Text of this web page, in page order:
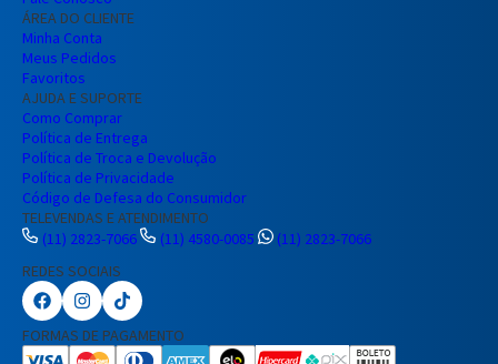
ÁREA DO CLIENTE
Minha Conta
Meus Pedidos
Favoritos
AJUDA E SUPORTE
Como Comprar
Política de Entrega
Política de Troca e Devolução
Política de Privacidade
Código de Defesa do Consumidor
TELEVENDAS E ATENDIMENTO
(11) 2823-7066
(11) 4580-0085
(11) 2823-7066
REDES SOCIAIS
FORMAS DE PAGAMENTO
Nome Completo